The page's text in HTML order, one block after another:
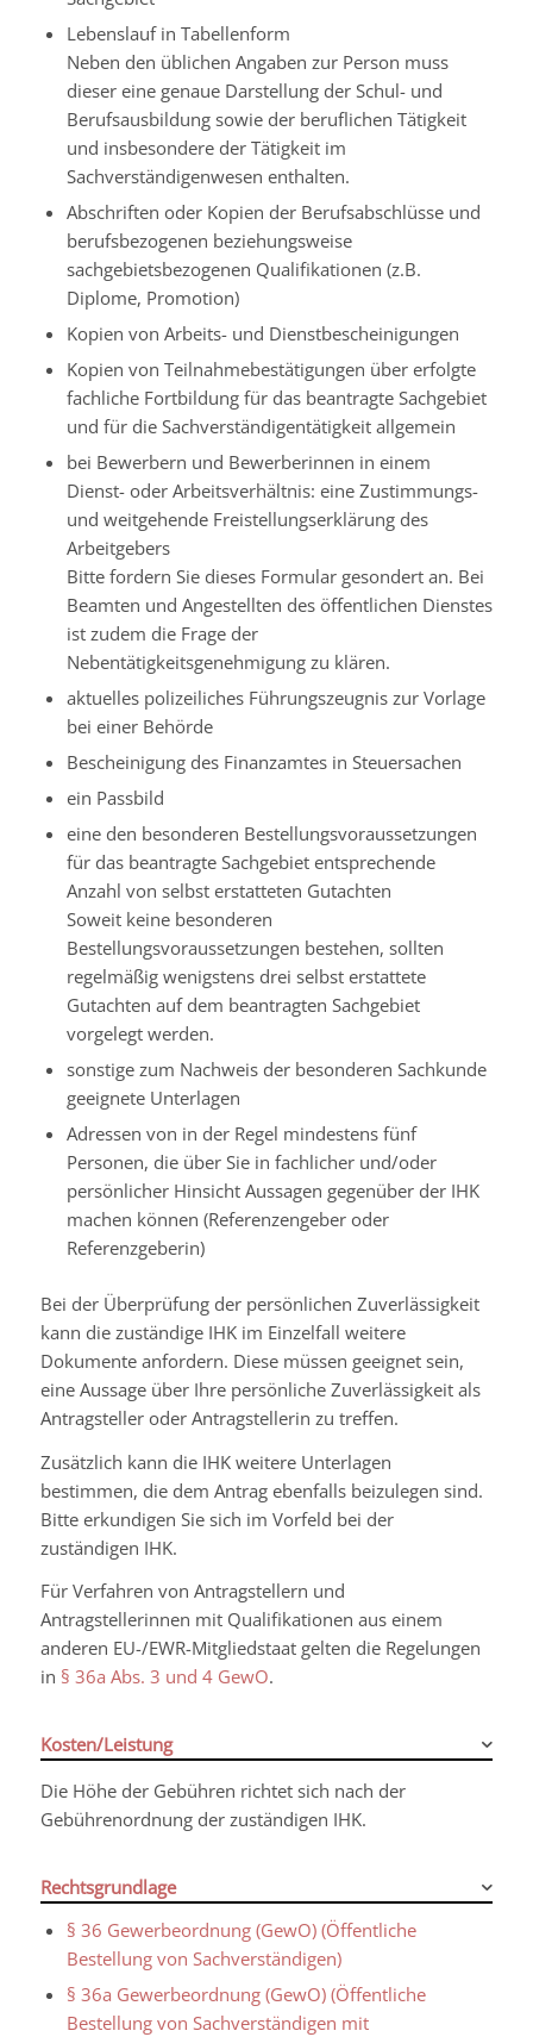
Lebenslauf in Tabellenform
Neben den üblichen Angaben zur Person muss
dieser eine genaue Darstellung der Schul- und
Berufsausbildung sowie der beruflichen Tätigkeit
und insbesondere der Tätigkeit im
Sachverständigenwesen enthalten.
Abschriften oder Kopien der Berufsabschlüsse und
berufsbezogenen beziehungsweise
sachgebietsbezogenen Qualifikationen (z.B.
Diplome, Promotion)
Kopien von Arbeits- und Dienstbescheinigungen
Kopien von Teilnahmebestätigungen über erfolgte
fachliche Fortbildung für das beantragte Sachgebiet
und für die Sachverständigentätigkeit allgemein
bei Bewerbern und Bewerberinnen in einem
Dienst- oder Arbeitsverhältnis: eine Zustimmungs-
und weitgehende Freistellungserklärung des
Arbeitgebers
Bitte fordern Sie dieses Formular gesondert an. Bei
Beamten und Angestellten des öffentlichen Dienstes
ist zudem die Frage der
Nebentätigkeitsgenehmigung zu klären.
aktuelles polizeiliches Führungszeugnis zur Vorlage
bei einer Behörde
Bescheinigung des Finanzamtes in Steuersachen
ein Passbild
eine den besonderen Bestellungsvoraussetzungen
für das beantragte Sachgebiet entsprechende
Anzahl von selbst erstatteten Gutachten
Soweit keine besonderen
Bestellungsvoraussetzungen bestehen, sollten
regelmäßig wenigstens drei selbst erstattete
Gutachten auf dem beantragten Sachgebiet
vorgelegt werden.
sonstige zum Nachweis der besonderen Sachkunde
geeignete Unterlagen
Adressen von in der Regel mindestens fünf
Personen, die über Sie in fachlicher und/oder
persönlicher Hinsicht Aussagen gegenüber der IHK
machen können (Referenzengeber oder
Referenzgeberin)
Bei der Überprüfung der persönlichen Zuverlässigkeit
kann die zuständige IHK im Einzelfall weitere
Dokumente anfordern. Diese müssen geeignet sein,
eine Aussage über Ihre persönliche Zuverlässigkeit als
Antragsteller oder Antragstellerin zu treffen.
Zusätzlich kann die IHK weitere Unterlagen
bestimmen, die dem Antrag ebenfalls beizulegen sind.
Bitte erkundigen Sie sich im Vorfeld bei der
zuständigen IHK.
Für Verfahren von Antragstellern und
Antragstellerinnen mit Qualifikationen aus einem
anderen EU-/EWR-Mitgliedstaat gelten die Regelungen
in § 36a Abs. 3 und 4 GewO.
Kosten/Leistung
Die Höhe der Gebühren richtet sich nach der
Gebührenordnung der zuständigen IHK.
Rechtsgrundlage
§ 36 Gewerbeordnung (GewO) (Öffentliche
Bestellung von Sachverständigen)
§ 36a Gewerbeordnung (GewO) (Öffentliche
Bestellung von Sachverständigen mit